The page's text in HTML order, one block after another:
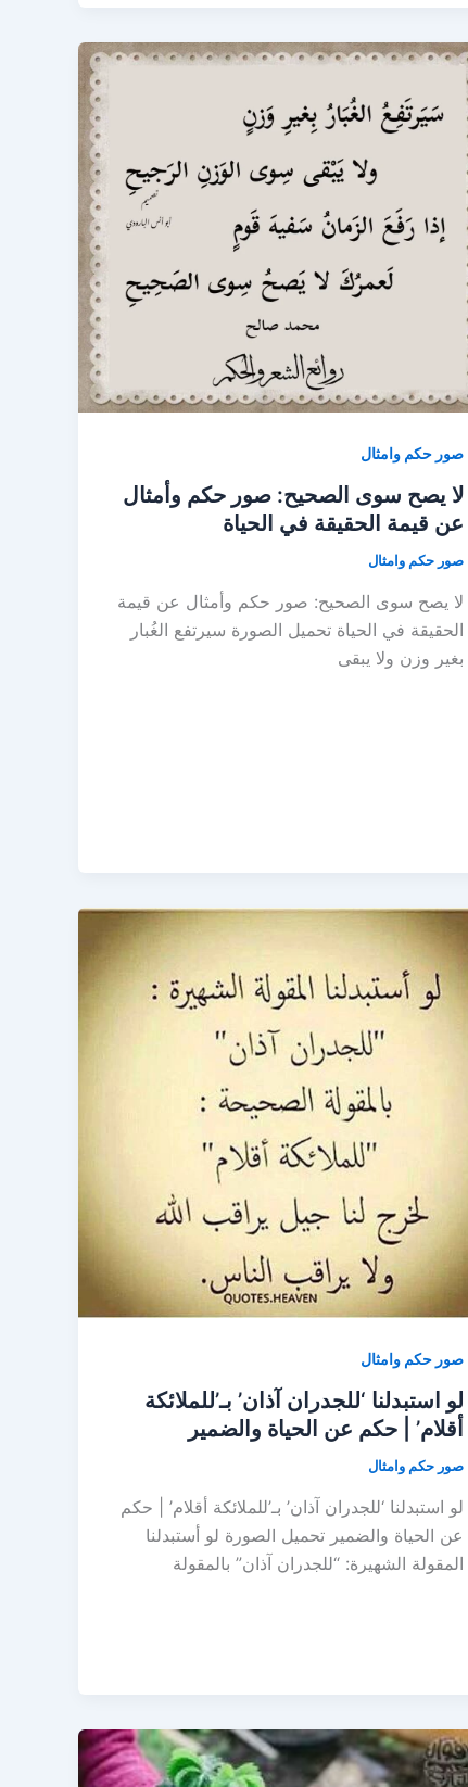
صور حكم وامثال
لا يصح سوى الصحيح: صور حكم وأمثال
عن قيمة الحقيقة في الحياة
صور حكم وامثال
لا يصح سوى الصحيح: صور حكم وأمثال عن قيمة
الحقيقة في الحياة تحميل الصورة سيرتفع الغُبار
بغير وزن ولا يبقى
صور حكم وامثال
لو استبدلنا ‘للجدران آذان’ بـ’للملائكة
أقلام’ | حكم عن الحياة والضمير
صور حكم وامثال
لو استبدلنا ‘للجدران آذان’ بـ’للملائكة أقلام’ | حكم
عن الحياة والضمير تحميل الصورة لو أستبدلنا
المقولة الشهيرة: “للجدران آذان” بالمقولة